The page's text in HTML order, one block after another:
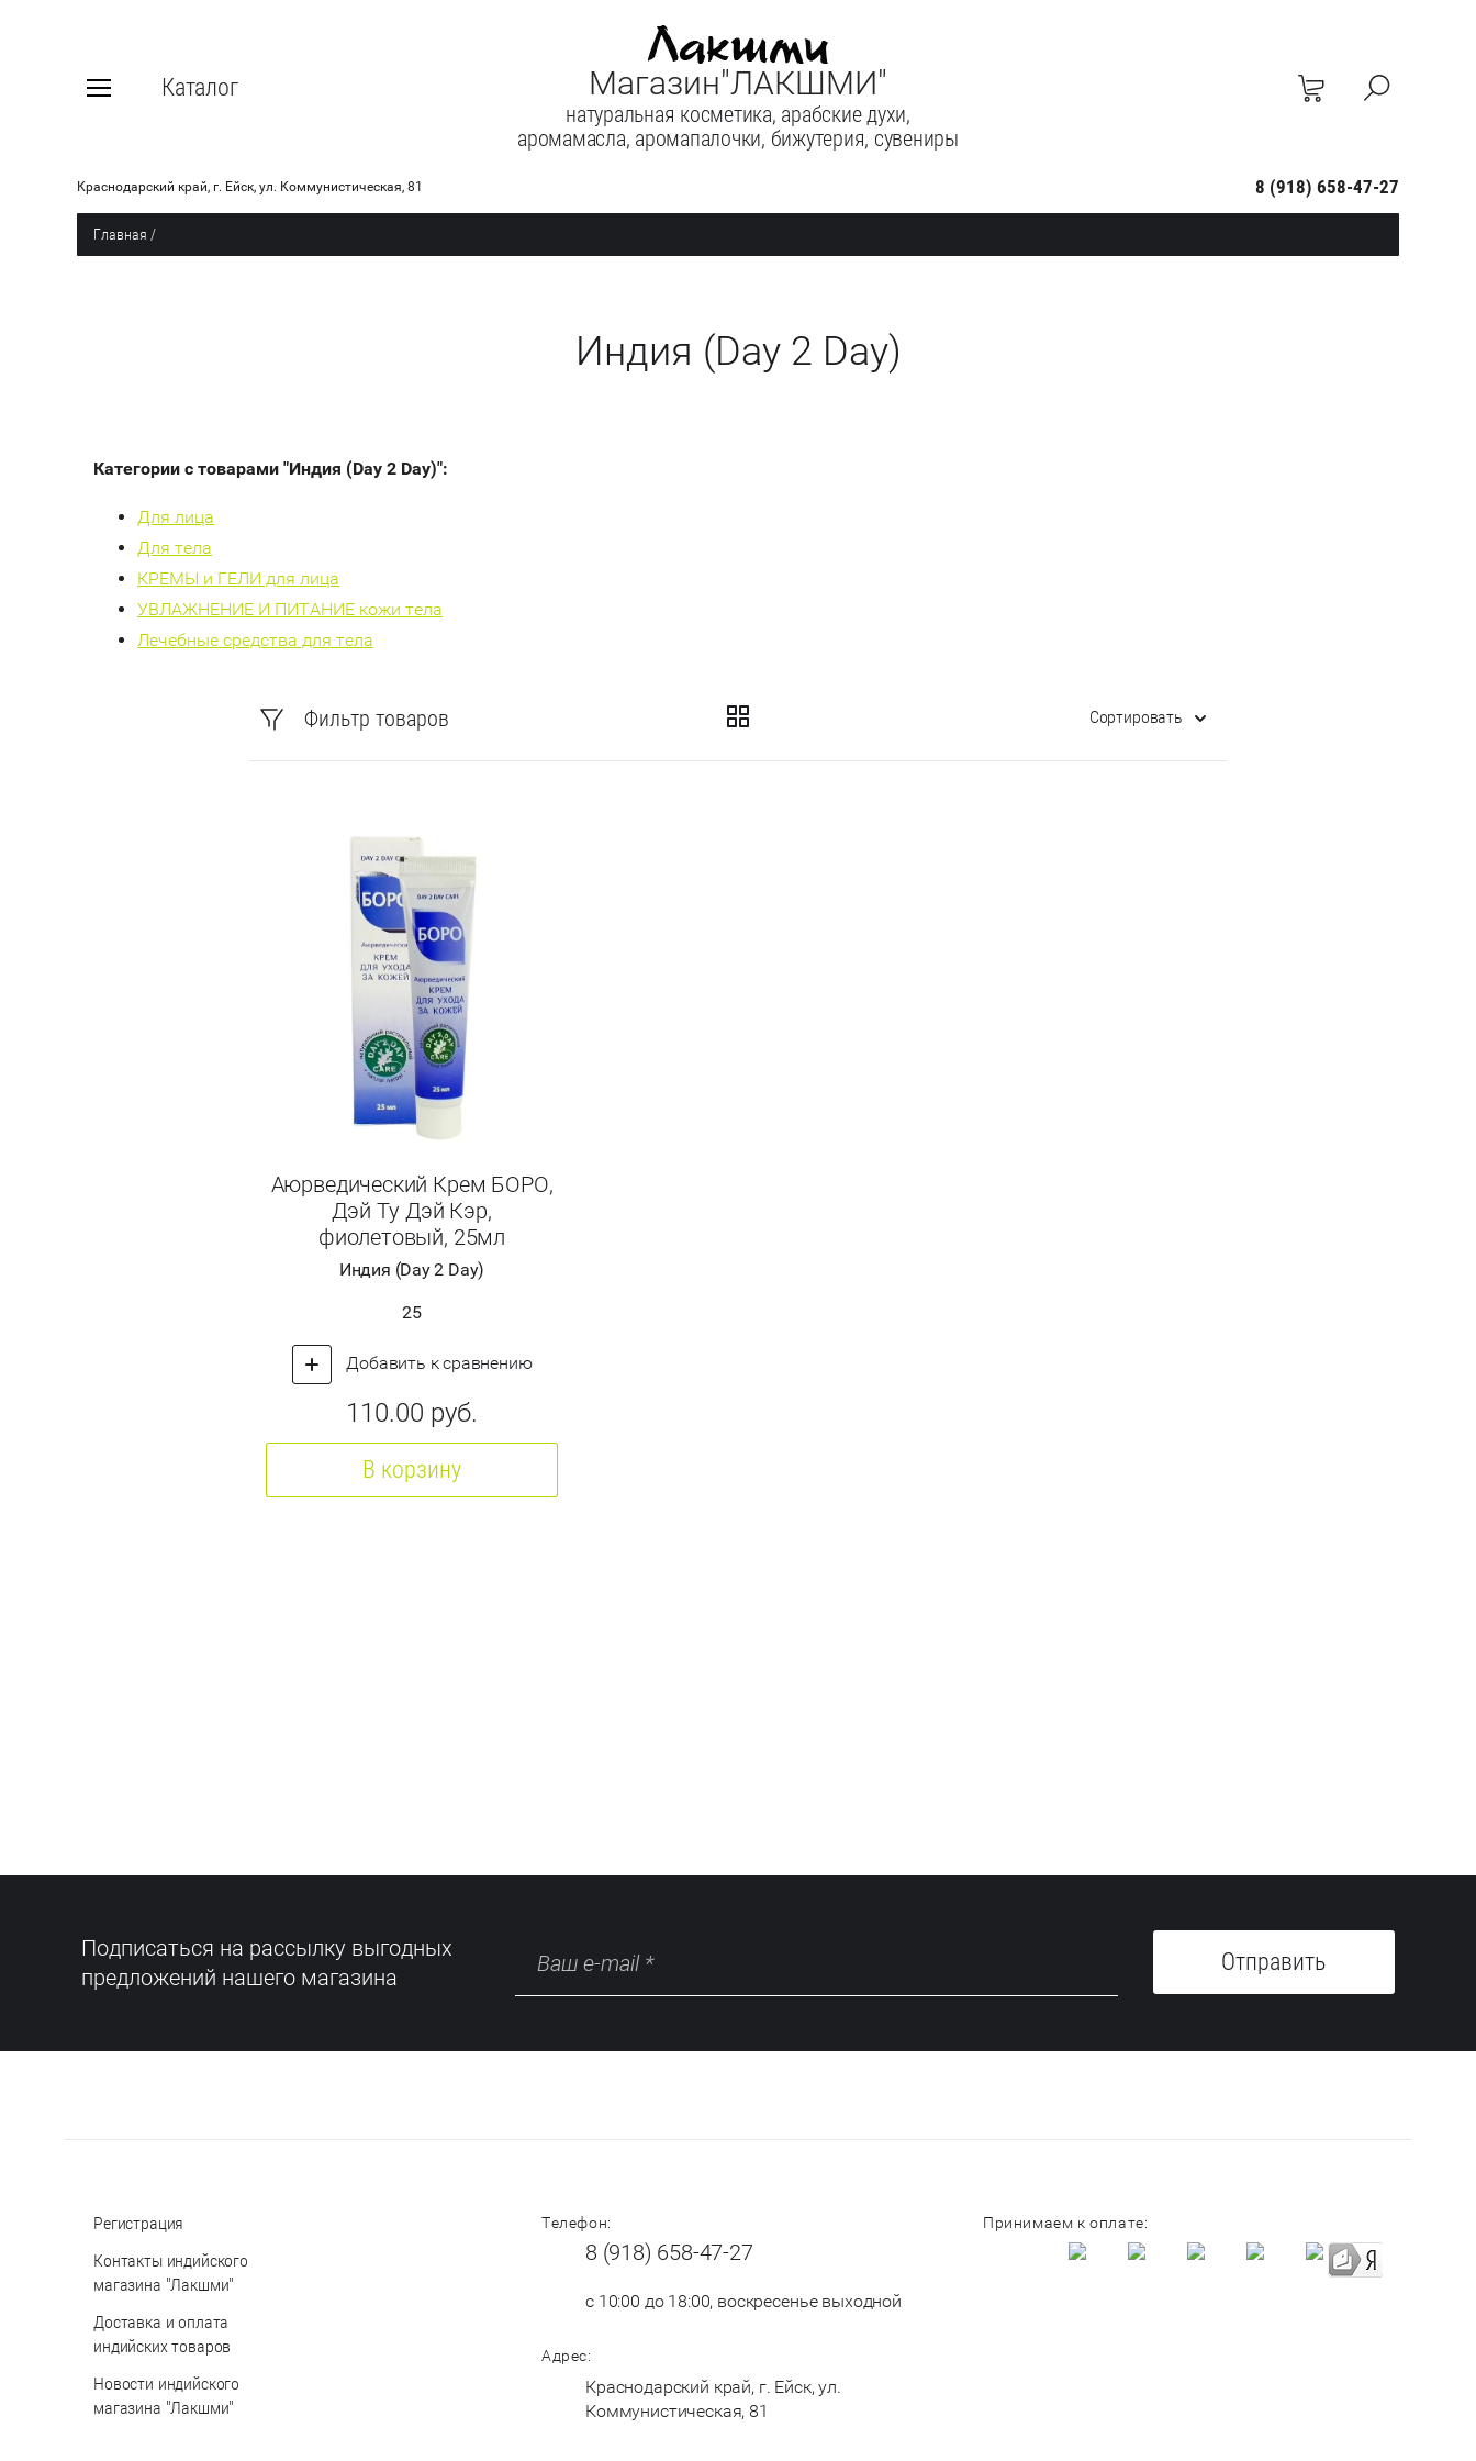
Каталог Магазин"ЛАКШМИ"
натуральная косметика, арабские духи,
аромамасла, аромапалочки, бижутерия, сувениры
Краснодарский край, г. Ейск, ул. Коммунистическая, 81 8 (918) 658-47-27
Главная /
Индия (Day 2 Day)
Категории с товарами "Индия (Day 2 Day)":
Для лица
Для тела
КРЕМЫ и ГЕЛИ для лица
УВЛАЖНЕНИЕ И ПИТАНИЕ кожи тела
Лечебные средства для тела
Фильтр товаров Сортировать
Аюрведический Крем БОРО,
Дэй Ту Дэй Кэр,
фиолетовый, 25мл
Индия (Day 2 Day)
25
Добавить к сравнению
110.00 руб.
В корзину
Подписаться на рассылку выгодных
предложений нашего магазина
Отправить
Регистрация
Контакты индийского
магазина "Лакшми"
Доставка и оплата
индийских товаров
Новости индийского
магазина "Лакшми"
Телефон:
8 (918) 658-47-27
с 10:00 до 18:00, воскресенье выходной
Адрес:
Краснодарский край, г. Ейск, ул.
Коммунистическая, 81
Принимаем к оплате: